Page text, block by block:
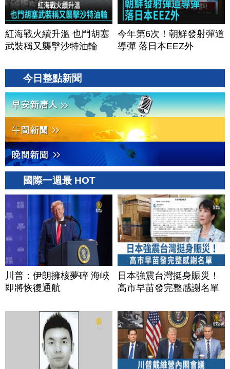
紅海戰火續升溫 也門胡塞
武裝稱又襲擊沙特油輪
今年第6次！朝鮮發射彈道
導彈 落日本EEZ外
今日整點新聞
國際一週最 HOT
川普：伊朗擁核夢碎 海峽
即將恢復通航
日本強震台灣挺身賑災！
高市早苗發完整感謝名單